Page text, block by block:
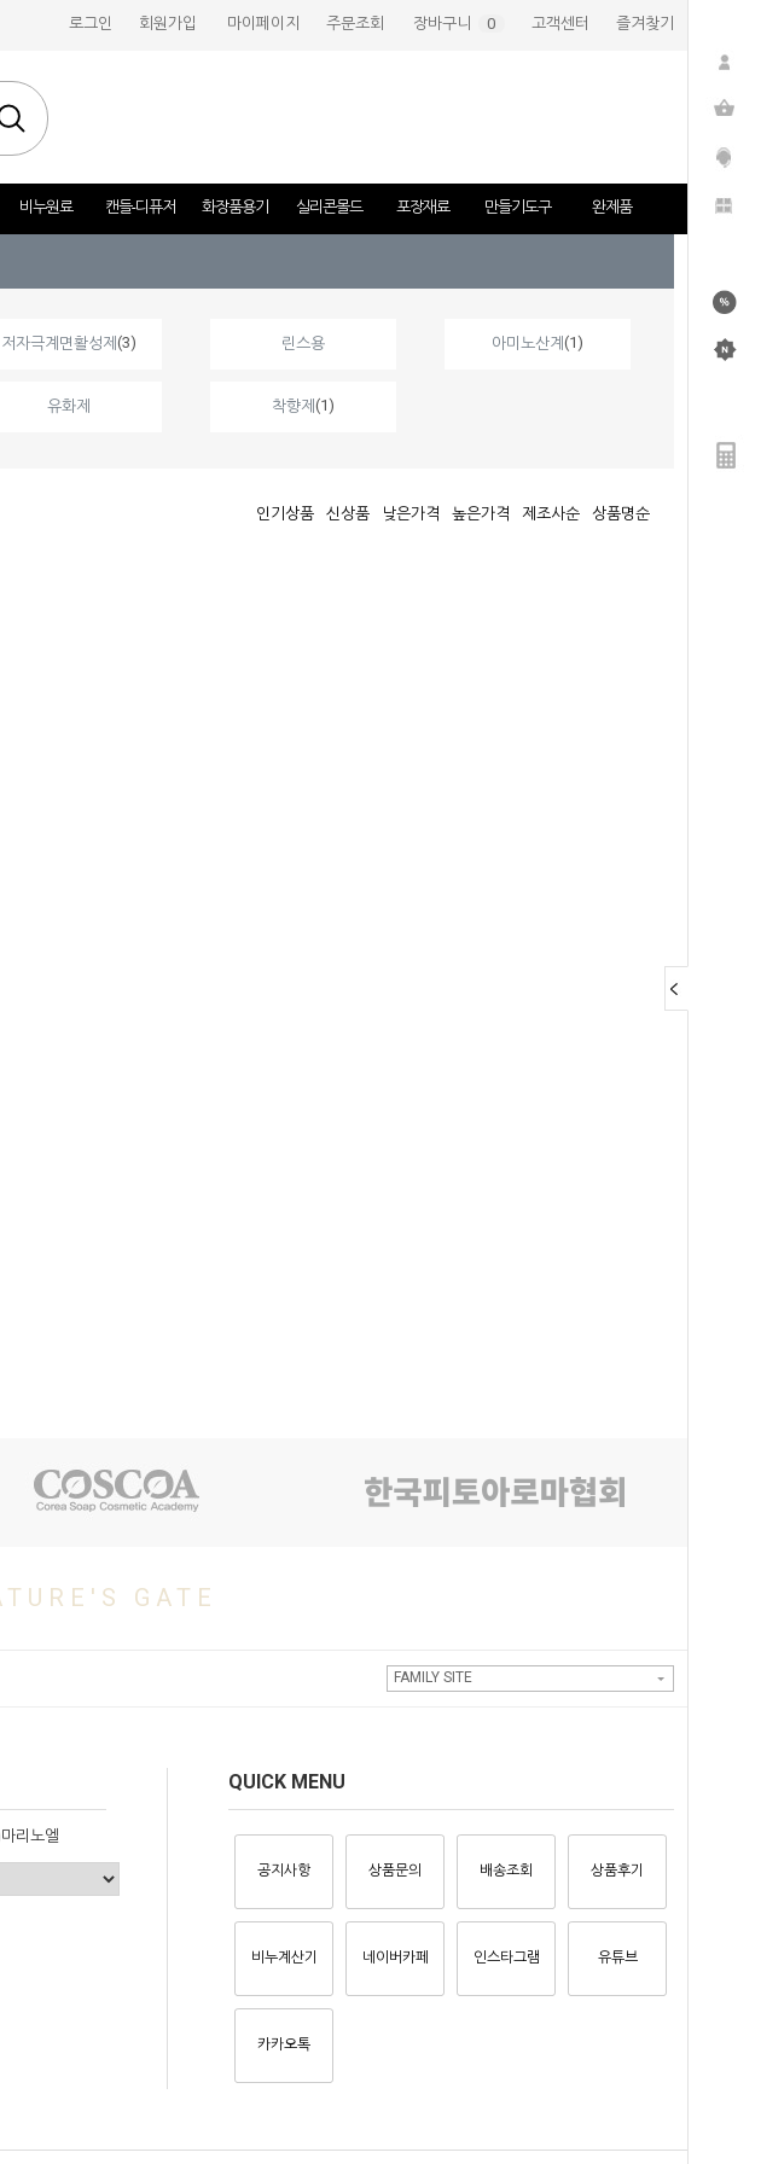
로그인 회원가입 마이페이지 주문조회 장바구니 0 고객센터 즐겨찾기
비누원료 캔들-디퓨저 화장품용기 실리콘몰드 포장재료 만들기도구 완제품
저자극계면활성제 (3) 린스용 아미노산계 (1)
유화제 착향제 (1)
인기상품 신상품 낮은가격 높은가격 제조사순 상품명순
GATE
FAMILY SITE
리노엘
QUICK MENU
공지사항 상품문의 배송조회 상품후기
비누계산기 네이버카페 인스타그램 유튜브
카카오톡